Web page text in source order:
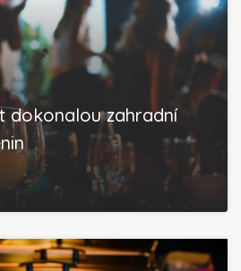
dokonalou zahradní